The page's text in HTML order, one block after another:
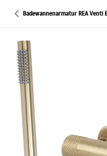
Badewannenarmatur REA Venti